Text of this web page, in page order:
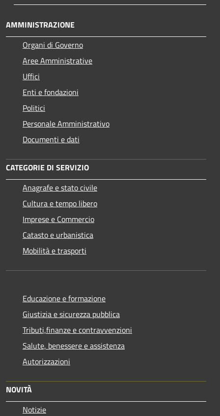
AMMINISTRAZIONE
Organi di Governo
Aree Amministrative
Uffici
Enti e fondazioni
Politici
Personale Amministrativo
Documenti e dati
CATEGORIE DI SERVIZIO
Anagrafe e stato civile
Cultura e tempo libero
Imprese e Commercio
Catasto e urbanistica
Mobilità e trasporti
Educazione e formazione
Giustizia e sicurezza pubblica
Tributi,finanze e contravvenzioni
Salute, benessere e assistenza
Autorizzazioni
NOVITÀ
Notizie